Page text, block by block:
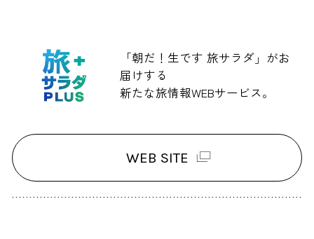
「朝だ！生です 旅サラダ」がお
届けする
新たな旅情報WEBサービス。
WEB SITE